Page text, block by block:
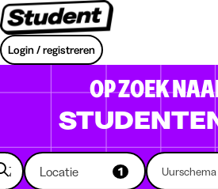
Login / registreren
OP ZOEK
Locatie 1 Uurschema